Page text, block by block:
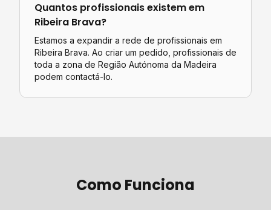
Quantos profissionais existem em
Ribeira Brava?
Estamos a expandir a rede de profissionais em
Ribeira Brava. Ao criar um pedido, profissionais de
toda a zona de Região Autónoma da Madeira
podem contactá-lo.
Como Funciona